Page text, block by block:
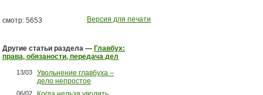
смотр: 5653 Версия для печати
Другие статьи раздела — Главбух:
права, обязаности, передача дел
13/03
Увольнение главбуха –
дело непростое
06/02